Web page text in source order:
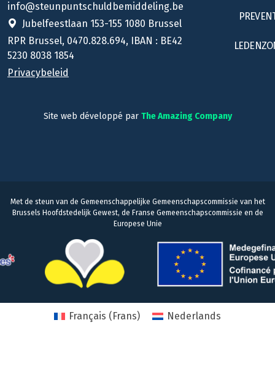
info@steunpuntschuldbemiddeling.be
Jubelfeestlaan 153-155 1080 Brussel
RPR Brussel, 0470.828.694, IBAN : BE42
5230 8038 1854
Privacybeleid
Site web développé par The Amazing Company
Met de steun van de Gemeenschappelijke Gemeenschapscommissie van het
Brussels Hoofdstedelijk Gewest, de Franse Gemeenschapscommissie en de
Europese Unie
Français (Frans) Nederlands